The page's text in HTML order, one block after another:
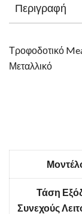
Περιγραφή
Τροφοδοτικό
Μεταλλικό
Τάση
Συνεχούς